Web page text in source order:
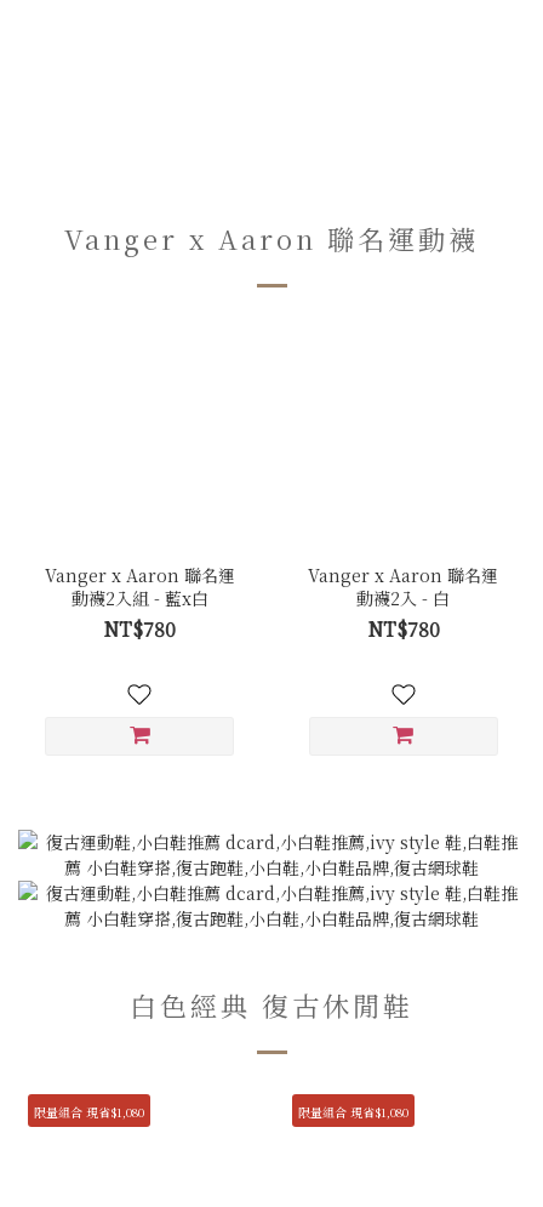
Vanger x Aaron 聯名運動襪
Vanger x Aaron 聯名運
動襪2入組 - 藍x白
NT$780
Vanger x Aaron 聯名運
動襪2入 - 白
NT$780
白色經典 復古休閒鞋
限量組合 現省$1,080 限量組合 現省$1,080